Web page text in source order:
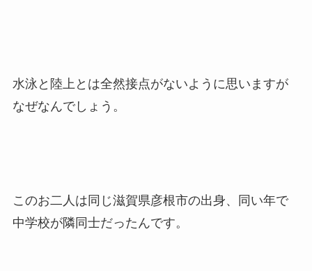
水泳と陸上とは全然接点がないように思いますが
なぜなんでしょう。
このお二人は同じ滋賀県彦根市の出身、同い年で
中学校が隣同士だったんです。